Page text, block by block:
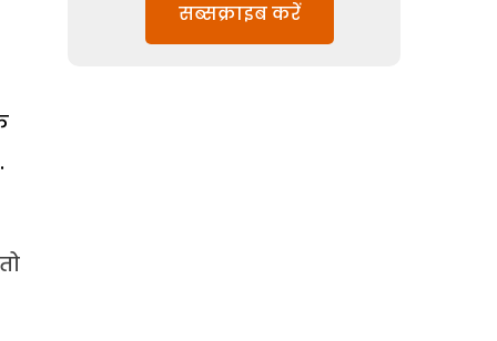
सब्सक्राइब करें